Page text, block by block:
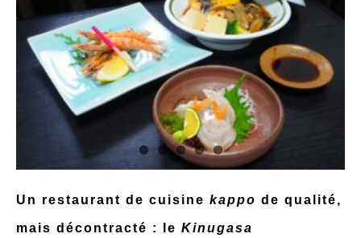
Un restaurant de cuisine kappo de qualité,
mais décontracté : le Kinugasa